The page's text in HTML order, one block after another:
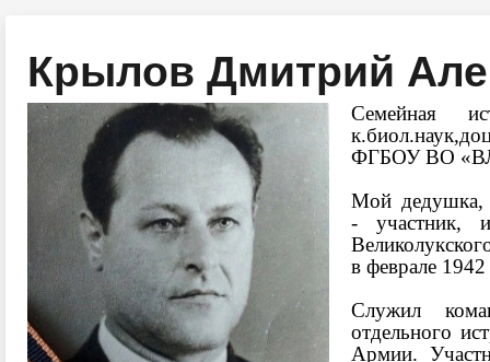
Крылов Дмитрий
Семейная
ФГБОУ ВО
Мой
- участник,
в феврале 1942
Служил
отдельного
Армии.